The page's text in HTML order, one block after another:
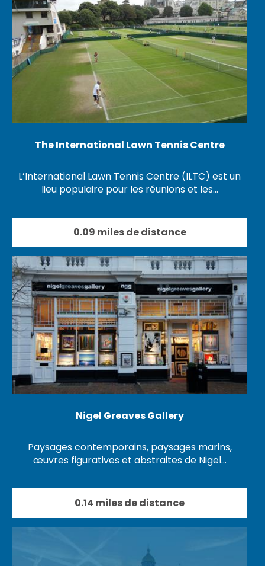
The International Lawn Tennis Centre
L’International Lawn Tennis Centre (ILTC) est un
lieu populaire pour les réunions et les…
0.09 miles de distance
Nigel Greaves Gallery
Paysages contemporains, paysages marins,
œuvres figuratives et abstraites de Nigel…
0.14 miles de distance